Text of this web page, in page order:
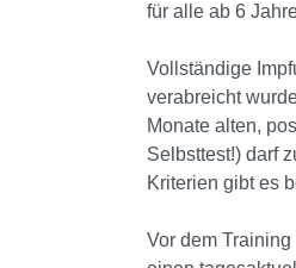
für alle ab 6
Vollständige
verabreicht
Monate alten,
Selbsttest!) darf
Kriterien gibt es
Vor dem